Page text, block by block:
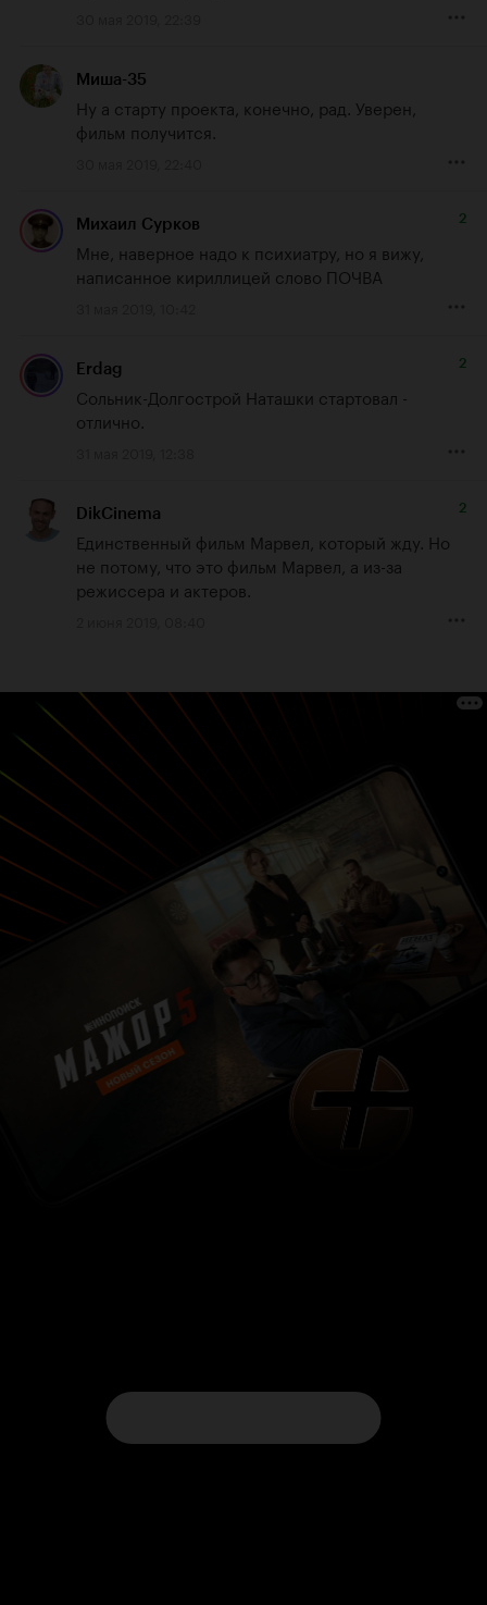
Миша-35
Ну а старту проекта, конечно, рад. Уверен,
фильм получится.
Михаил Сурков 2
Мне, наверное надо к психиатру, но я вижу,
написанное кириллицей слово ПОЧВА
Erdag 2
Сольник-Долгострой Наташки стартовал -
отлично.
DikCinema 2
Единственный фильм Марвел, который жду. Но
не потому, что это фильм Марвел, а из-за
режиссера и актеров.